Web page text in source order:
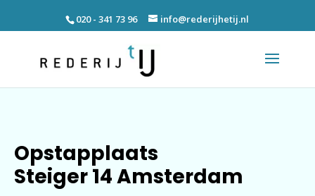
020 - 341 73 96 info@rederijhetij.nl
Opstapplaats
Steiger 14 Amsterdam